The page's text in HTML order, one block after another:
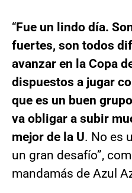
“Fue un lindo día.
fuertes, son todos
avanzar en la Copa
dispuestos a jugar
que es un buen
va obligar a subir
mejor de la U. No es
un gran desafío”,
mandamás de Azul